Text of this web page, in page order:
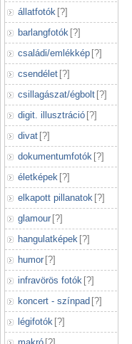
állatfotók [?]
barlangfotók [?]
családi/emlékkép [?]
csendélet [?]
csillagászat/égbolt [?]
digit. illusztráció [?]
divat [?]
dokumentumfotók [?]
életképek [?]
elkapott pillanatok [?]
glamour [?]
hangulatképek [?]
humor [?]
infravörös fotók [?]
koncert - színpad [?]
légifotók [?]